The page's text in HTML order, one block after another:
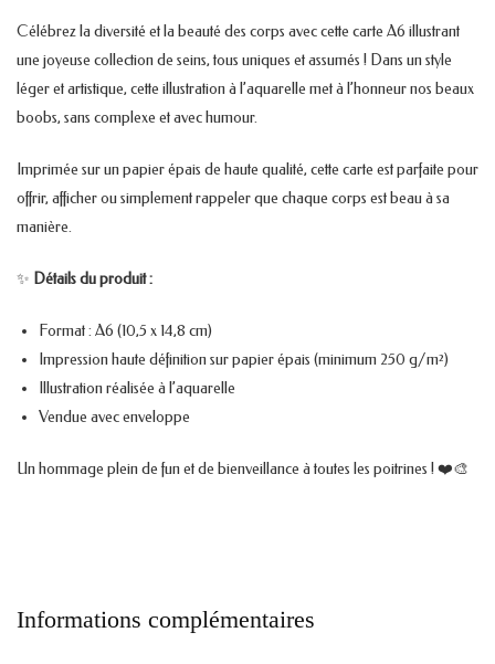
Célébrez la diversité et la beauté des corps avec cette carte A6 illustrant
une joyeuse collection de seins, tous uniques et assumés ! Dans un style
léger et artistique, cette illustration à l’aquarelle met à l’honneur nos beaux
boobs, sans complexe et avec humour.
Imprimée sur un papier épais de haute qualité, cette carte est parfaite pour
offrir, afficher ou simplement rappeler que chaque corps est beau à sa
manière.
✨ Détails du produit :
Format : A6 (10,5 x 14,8 cm)
Impression haute définition sur papier épais (minimum 250 g/m²)
Illustration réalisée à l’aquarelle
Vendue avec enveloppe
Un hommage plein de fun et de bienveillance à toutes les poitrines ! ❤️🎨
Informations complémentaires